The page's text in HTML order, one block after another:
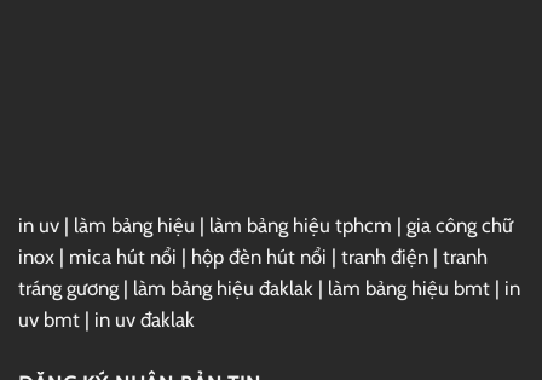
in uv | làm bảng hiệu | làm bảng hiệu tphcm | gia công chữ
inox | mica hút nổi | hộp đèn hút nổi | tranh điện | tranh
tráng gương | làm bảng hiệu đaklak | làm bảng hiệu bmt | in
uv bmt | in uv đaklak